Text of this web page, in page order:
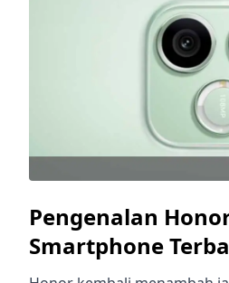
Pengenalan
Smartphone